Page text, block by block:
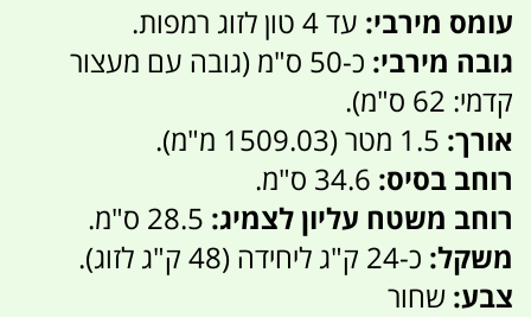
עומס מירבי: עד 4 טון לזוג רמפות.
גובה מירבי:
כ-50 ס"מ (גובה עם מעצור
קדמי: 62 ס"מ).
אורך:
רוחב בסיס:
רוחב משטח עליון לצמיג:
משקל: כ-24 ק"ג ליחידה (48 ק"ג לזוג).
צבע: שחור